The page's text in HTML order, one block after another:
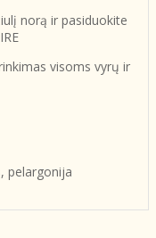
norą ir pasiduokite
visoms vyrų ir
pelargonija